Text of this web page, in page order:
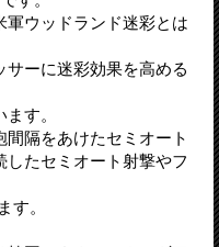
ウッドランド迷彩とは
ーに迷彩効果を高める
す。
隔をあけたセミオート
たセミオート射撃やフ
す。